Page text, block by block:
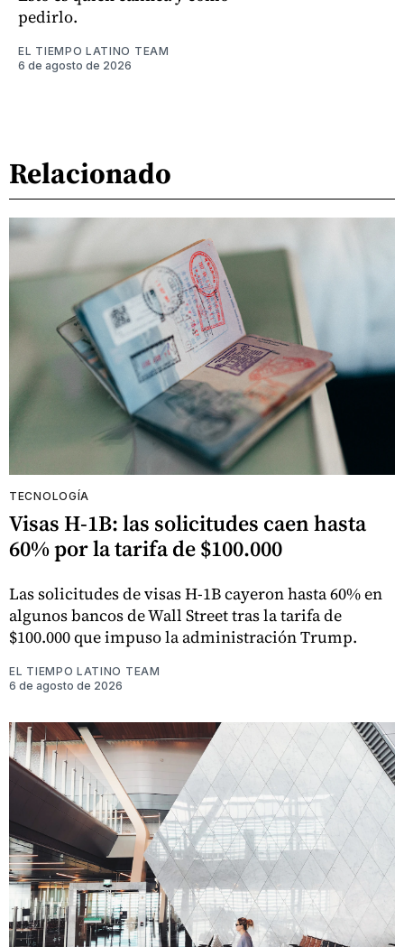
pedirlo.
EL TIEMPO LATINO TEAM
6 de agosto de 2026
Relacionado
TECNOLOGÍA
Visas H-1B: las solicitudes caen hasta
60% por la tarifa de $100.000
Las solicitudes de visas H-1B cayeron hasta 60% en
algunos bancos de Wall Street tras la tarifa de
$100.000 que impuso la administración Trump.
EL TIEMPO LATINO TEAM
6 de agosto de 2026